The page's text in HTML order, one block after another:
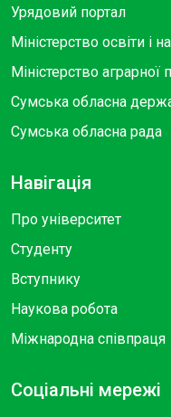
Урядовий портал
Міністерство освіти і
Міністерство аграрної
Сумська обласна
Сумська обласна рада
Навігація
Про університет
Студенту
Вступнику
Наукова робота
Міжнародна співпраця
Соціальні мережі